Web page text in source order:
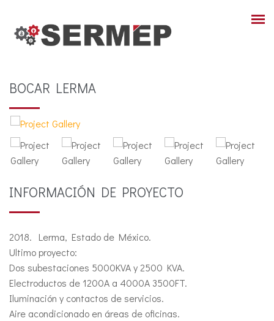
BOCAR LERMA
INFORMACIÓN DE PROYECTO
2018. Lerma, Estado de México.
Ultimo proyecto:
Dos subestaciones 5000KVA y 2500 KVA.
Electroductos de 1200A a 4000A 3500FT.
Iluminación y contactos de servicios.
Aire acondicionado en áreas de oficinas.